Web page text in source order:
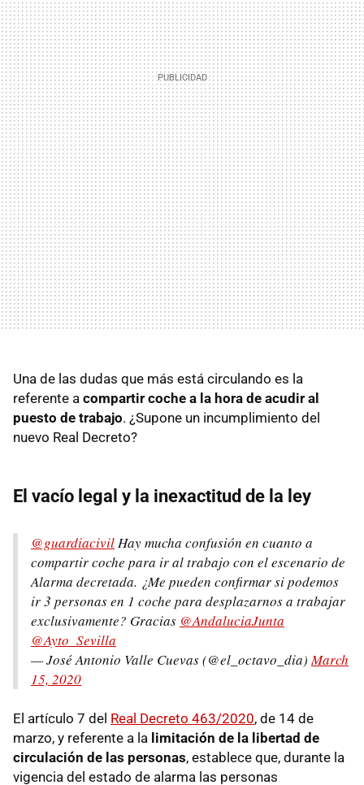
Una de las dudas que más está circulando es la
referente a compartir coche a la hora de acudir al
puesto de trabajo. ¿Supone un incumplimiento del
nuevo Real Decreto?
El vacío legal y la inexactitud de la ley
@guardiacivilHay mucha confusión en cuanto a
compartir coche para ir al trabajo con el escenario de
Alarma decretada. ¿Me pueden confirmar si podemos
ir 3 personas en 1 coche para desplazarnos a trabajar
exclusivamente? Gracias @AndaluciaJunta
@Ayto_Sevilla
— José Antonio Valle Cuevas (@el_octavo_dia)March
15, 2020
El artículo 7 del Real Decreto 463/2020, de 14 de
marzo, y referente a la limitación de la libertad de
circulación de las personas, establece que, durante la
vigencia del estado de alarma las personas